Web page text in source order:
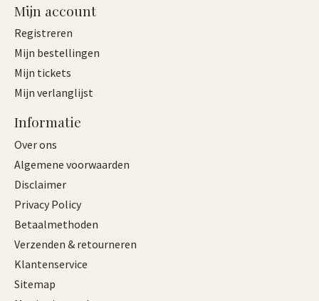
Mijn account
Registreren
Mijn bestellingen
Mijn tickets
Mijn verlanglijst
Informatie
Over ons
Algemene voorwaarden
Disclaimer
Privacy Policy
Betaalmethoden
Verzenden & retourneren
Klantenservice
Sitemap